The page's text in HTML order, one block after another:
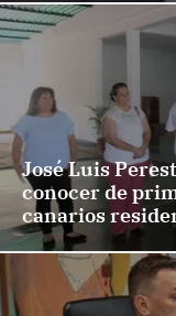
José Luis
conocer de
canarios